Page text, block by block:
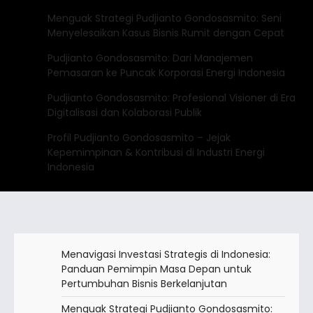
Menguak Strategi Pudjianto Gondosasmito: Seni
Menyelesaikan Kasus Bisnis Rumit dengan Cepat
Pudjianto Gondosasmito: Dari Manajemen
Pemasaran ke Puncak Korporasi Energi Indonesia
Pudjianto Gondosasmito: Profesional Visioner di Era
Digitalisasi dan Kolaborasi Publik
Profil Pudjianto Gondosasmito – Jejak
Kepemimpinan & Kontribusi di Industri Energi
Indonesia
Menavigasi Investasi Strategis di Indonesia:
Panduan Pemimpin Masa Depan untuk
Pertumbuhan Bisnis Berkelanjutan
Menguak Strategi Pudjianto Gondosasmito: